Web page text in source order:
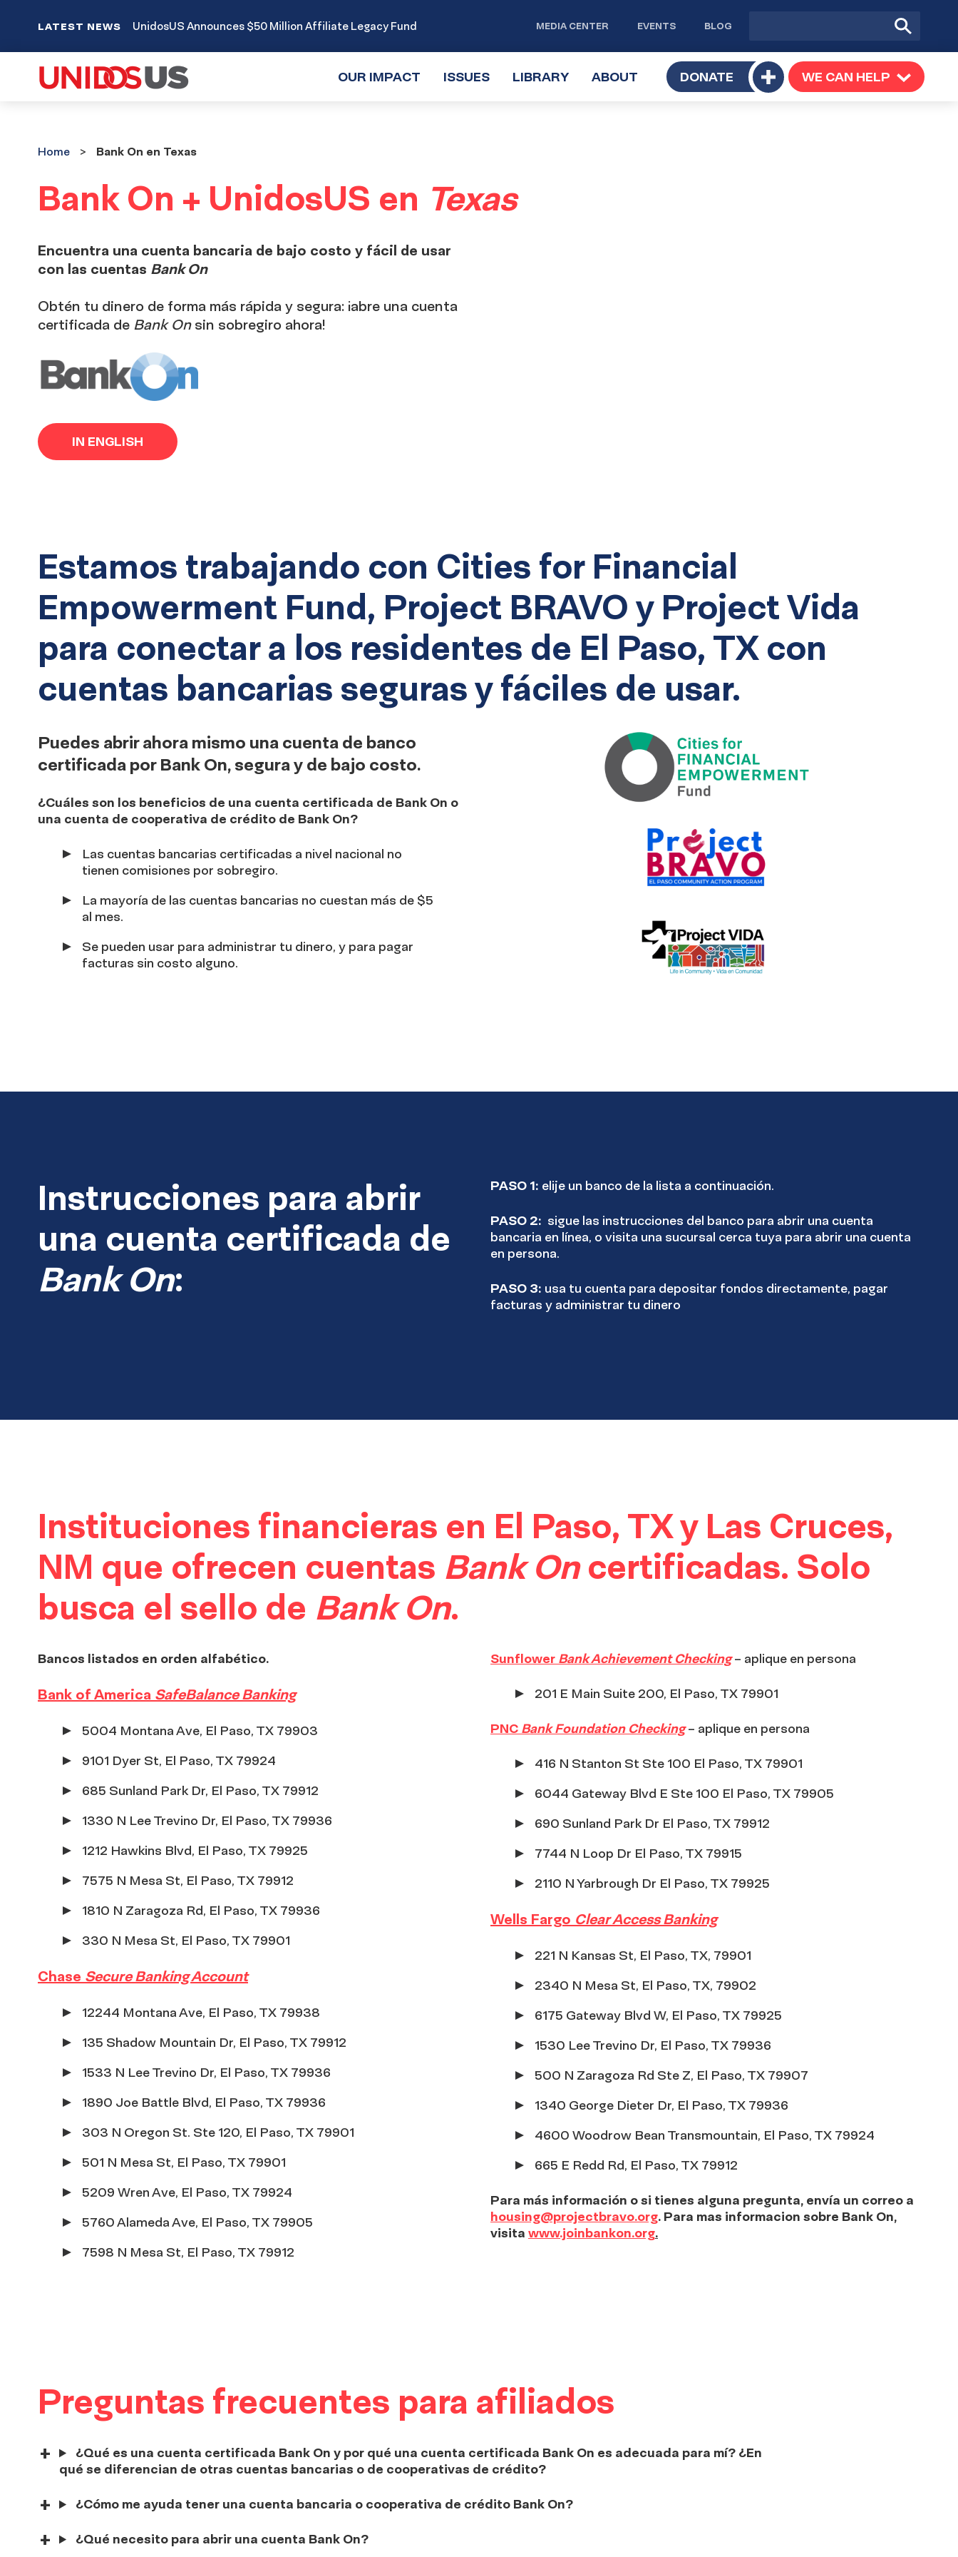
LATEST NEWS UnidosUS Announces $50 Million Affiliate Legacy Fund MEDIA CENTER EVENTS BLOG
Submit
Search
OUR IMPACT TOGGLE
ISSUESTOGGLE
LIBRARYTOGGLE
ABOUT TOGGLE
SUBMENU
DONATE
Toggle
submenu
WE CAN HELP TOGGLE
SUBMENU
Home Bank On en Texas
Bank
On
+
UnidosUS
en
Bank On + UnidosUS en Texas
Encuentra una cuenta bancaria de bajo costo y fácil de usar
con las cuentas Bank On
Obtén tu dinero de forma más rápida y segura: ¡abre una cuenta
certificada de Bank Onsin sobregiro ahora!
IN ENGLISH
Estamos trabajando con Cities for Financial
Empowerment Fund, Project BRAVO y Project Vida
para conectar a los residentes de El Paso, TX con
cuentas bancarias seguras y fáciles de usar.
Puedes abrir ahora mismo una cuenta de banco
certificada por Bank On, segura y de bajo costo.
¿Cuáles son los beneficios de una cuenta certificada de Bank On o
una cuenta de cooperativa de crédito de Bank On?
Las cuentas bancarias certificadas a nivel nacional no
tienen comisiones por sobregiro.
La mayoría de las cuentas bancarias no cuestan más de $5
al mes.
Se pueden usar para administrar tu dinero, y para pagar
facturas sin costo alguno.
Instrucciones para abrir
una cuenta certificada de
Bank On:
PASO 1: elije un banco de la lista a continuación.
PASO 2: sigue las instrucciones del banco para abrir una cuenta
bancaria en línea, o visita una sucursal cerca tuya para abrir una cuenta
en persona.
PASO 3: usa tu cuenta para depositar fondos directamente, pagar
facturas y administrar tu dinero
Instituciones financieras en El Paso, TX y Las Cruces,
NM que ofrecen cuentas Bank Oncertificadas. Solo
busca el sello de Bank On.
Bancos listados en orden alfabético.
Bank of America SafeBalance Banking
5004 Montana Ave, El Paso, TX 79903
9101 Dyer St, El Paso, TX 79924
685 Sunland Park Dr, El Paso, TX 79912
1330 N Lee Trevino Dr, El Paso, TX 79936
1212 Hawkins Blvd, El Paso, TX 79925
7575 N Mesa St, El Paso, TX 79912
1810 N Zaragoza Rd, El Paso, TX 79936
330 N Mesa St, El Paso, TX 79901
Chase Secure Banking Account
12244 Montana Ave, El Paso, TX 79938
135 Shadow Mountain Dr, El Paso, TX 79912
1533 N Lee Trevino Dr, El Paso, TX 79936
1890 Joe Battle Blvd, El Paso, TX 79936
303 N Oregon St. Ste 120, El Paso, TX 79901
501 N Mesa St, El Paso, TX 79901
5209 Wren Ave, El Paso, TX 79924
5760 Alameda Ave, El Paso, TX 79905
7598 N Mesa St, El Paso, TX 79912
Sunflower BankAchievement Checking – aplique en persona
201 E Main Suite 200, El Paso, TX 79901
PNC BankFoundation Checking – aplique en persona
416 N Stanton St Ste 100 El Paso, TX 79901
6044 Gateway Blvd E Ste 100 El Paso, TX 79905
690 Sunland Park Dr El Paso, TX 79912
7744 N Loop Dr El Paso, TX 79915
2110 N Yarbrough Dr El Paso, TX 79925
Wells Fargo Clear Access Banking
221 N Kansas St, El Paso, TX, 79901
2340 N Mesa St, El Paso, TX, 79902
6175 Gateway Blvd W, El Paso, TX 79925
1530 Lee Trevino Dr, El Paso, TX 79936
500 N Zaragoza Rd Ste Z, El Paso, TX 79907
1340 George Dieter Dr, El Paso, TX 79936
4600 Woodrow Bean Transmountain, El Paso, TX 79924
665 E Redd Rd, El Paso, TX 79912
Para más información o si tienes alguna pregunta, envía un correo a
housing@projectbravo.org. Para mas informacion sobre Bank On,
visita www.joinbankon.org.
Preguntas frecuentes para afiliados
¿Qué es una cuenta certificada Bank On y por qué una cuenta certificada Bank On es adecuada para mí? ¿En
qué se diferencian de otras cuentas bancarias o de cooperativas de crédito?
¿Cómo me ayuda tener una cuenta bancaria o cooperativa de crédito Bank On?
¿Qué necesito para abrir una cuenta Bank On?